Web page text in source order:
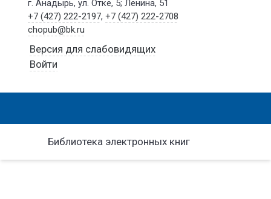
г. Анадырь, ул. Отке, 5; Ленина, 51
+7 (427) 222-2197,+7 (427) 222-2708
chopub@bk.ru
Версия для слабовидящих
Войти
Библиотека электронных книг